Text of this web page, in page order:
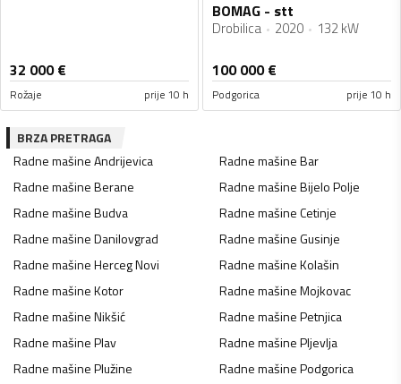
32 000€
Rožaje prije 10 h
BOMAG - stt
Drobilica 2020 132 kW
100 000€
Podgorica prije 10 h
BRZA PRETRAGA
Radne mašineAndrijevica Radne mašineBar
Radne mašineBerane Radne mašineBijelo Polje
Radne mašineBudva Radne mašineCetinje
Radne mašineDanilovgrad Radne mašineGusinje
Radne mašineHerceg Novi Radne mašineKolašin
Radne mašineKotor Radne mašineMojkovac
Radne mašineNikšić Radne mašinePetnjica
Radne mašinePlav Radne mašinePljevlja
Radne mašinePlužine Radne mašinePodgorica